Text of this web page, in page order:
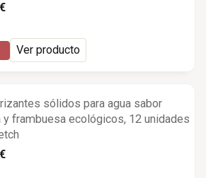
Ver producto
sólidos para agua sabor
y frambuesa ecológicos, 12 unidades